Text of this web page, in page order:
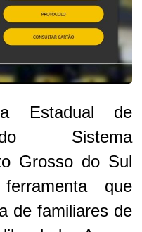
Estadual de
Sistema
Grosso do Sul
que
de familiares de